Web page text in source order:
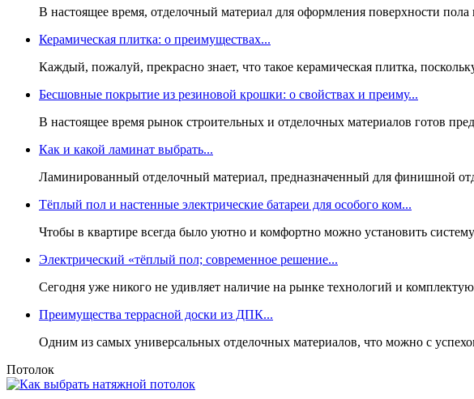
В настоящее время, отделочный материал для оформления поверхности
Керамическая плитка: о преимуществах...
Каждый, пожалуй, прекрасно знает, что такое керамическая плитка,
Бесшовные покрытие из резиновой крошки: о свойствах и преиму...
В настоящее время рынок строительных и отделочных материалов готов
Как и какой ламинат выбрать...
Ламинированный отделочный материал, предназначенный для финишной
Тёплый пол и настенные электрические батареи для особого ком...
Чтобы в квартире всегда было уютно и комфортно можно установить
Электрический «тёплый пол; современное решение...
Сегодня уже никого не удивляет наличие на рынке технологий и
Преимущества террасной доски из ДПК...
Одним из самых универсальных отделочных материалов, что можно с
Потолок